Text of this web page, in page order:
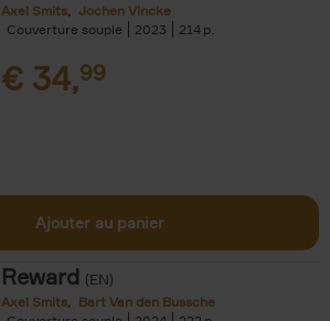
Axel Smits
Jochen Vincke
Couverture souple
2023 214
€ 34,99
Ajouter au panier
Reward (EN)
Axel Smits
Bart Van den Bussche